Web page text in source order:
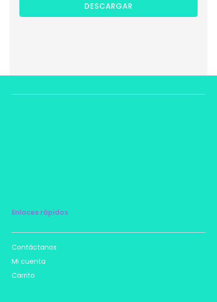
DESCARGAR
Enlaces rápidos
Contáctanos
Mi cuenta
Carrito